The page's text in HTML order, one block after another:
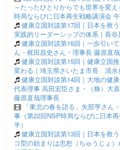
～たったひとりからでも世界を変
時局ならびに日本再生戦略講演会
健康立国対談第17回｜日本を救
実践的リーダーシップの体系｜長
健康立国対談第16回｜一歩引い
ん・梶田昌史さん・理事長 藤原直哉
健康立国対談第15回｜健康立国
変わる｜埼玉県さいたま市長 清水
健康立国対談第14回｜大地の健
代表理事 高田宏臣さま・（株）大
藤原直哉理事長
「東北の春を語る」矢部亨さん
事（第22回NSP時局ならびに日本
半）
健康立国対談第13回｜日本を救
コ型の始まりは忠恕（ちゅうじょ